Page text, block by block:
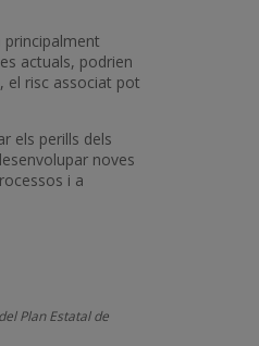
actuals, podrien
el risc associat pot
els perills dels
noves
i a
Plan Estatal de